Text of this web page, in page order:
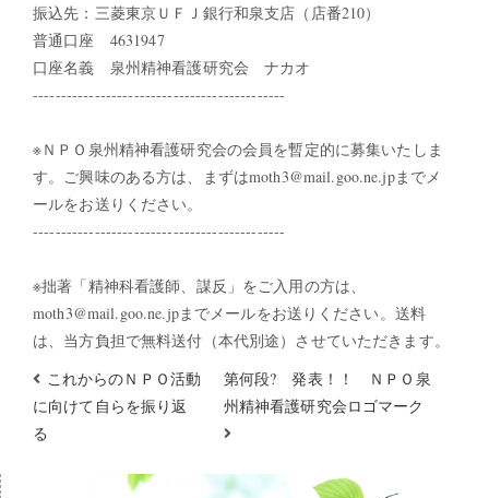
振込先：三菱東京ＵＦＪ銀行和泉支店（店番210）
普通口座 4631947
口座名義 泉州精神看護研究会 ナカオ
---------------------------------------------
※ＮＰＯ泉州精神看護研究会の会員を暫定的に募集いたしま
す。ご興味のある方は、まずはmoth3@mail.goo.ne.jpまでメ
ールをお送りください。
---------------------------------------------
※拙著「精神科看護師、謀反」をご入用の方は、
moth3@mail.goo.ne.jpまでメールをお送りください。送料
は、当方負担で無料送付（本代別途）させていただきます。
これからのＮＰＯ活動
に向けて自らを振り返
る
第何段? 発表！！ ＮＰＯ泉
州精神看護研究会ロゴマーク